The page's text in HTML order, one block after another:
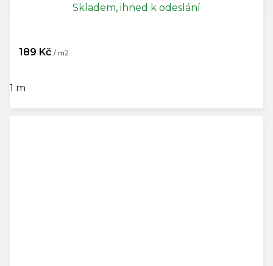
Skladem, ihned k odeslání
189 Kč / m2
1 m